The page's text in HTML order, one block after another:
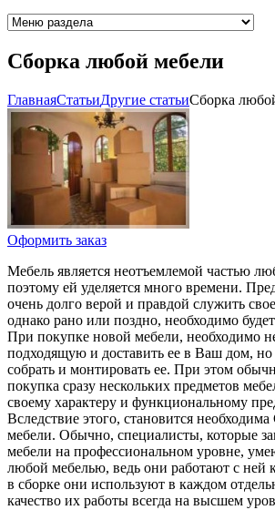
Сборка любой мебели
ГлавнаяCтатьиДругие статьиСборка
Оформить заказ
Мебель является неотъемлемой частью
поэтому ей уделяется много времени.
очень долго верой и правдой служить
однако рано или поздно, необходимо
При покупке новой мебели, необходимо
подходящую и доставить ее в Ваш дом, но
собрать и монтировать ее. При этом
покупка сразу нескольких предметов
своему характеру и функциональному
Вследствие этого, становится
мебели. Обычно, специалисты, которые
мебели на профессиональном уровне,
любой мебелью, ведь они работают с
в сборке они используют в каждом
качество их работы всегда на высшем